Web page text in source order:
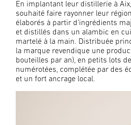
En implantant leur distillerie à
souhaité faire rayonner leur
élaborés à partir d’ingrédients
et distillés dans un alambic en
martelé à la main. Distribuée
la marque revendique une
bouteilles par an), en petits lots
numérotées, complétée par des
et un fort ancrage local.